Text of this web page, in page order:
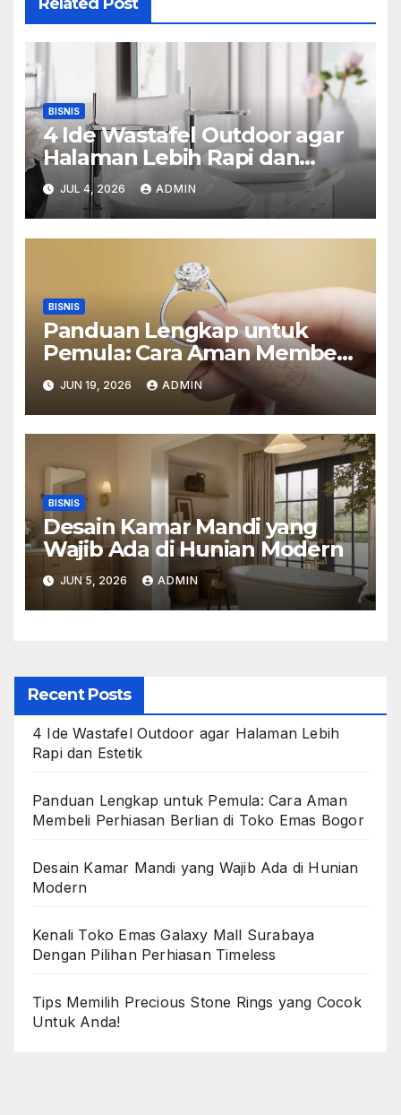
BISNIS
4 Ide Wastafel Outdoor agar
Halaman Lebih Rapi dan
Estetik
JUL 4, 2026 ADMIN
BISNIS
Panduan Lengkap untuk
Pemula: Cara Aman Membeli
Perhiasan Berlian di Toko
Emas Bogor
JUN 19, 2026 ADMIN
BISNIS
Desain Kamar Mandi yang
Wajib Ada di Hunian Modern
JUN 5, 2026 ADMIN
Recent Posts
4 Ide Wastafel Outdoor agar Halaman Lebih
Rapi dan Estetik
Panduan Lengkap untuk Pemula: Cara Aman
Membeli Perhiasan Berlian di Toko Emas Bogor
Desain Kamar Mandi yang Wajib Ada di Hunian
Modern
Kenali Toko Emas Galaxy Mall Surabaya
Dengan Pilihan Perhiasan Timeless
Tips Memilih Precious Stone Rings yang Cocok
Untuk Anda!